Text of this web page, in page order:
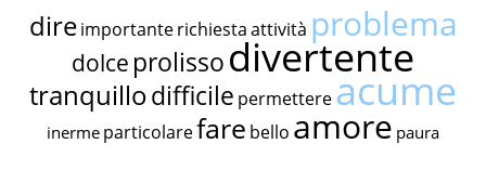
dire importante richiestaattività problema
dolce prolissodivertente
tranquillodifficile permettereacume
inerme particolarefare bello amore paura